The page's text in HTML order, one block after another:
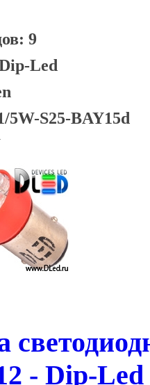
9
Led
5W-S25-BAY15d
- Dip-